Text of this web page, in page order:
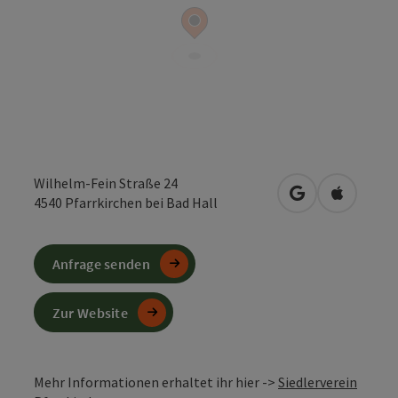
Wilhelm-Fein Straße 24
4540 Pfarrkirchen bei Bad Hall in Googlein Apple
Mehr Informationen erhaltet ihr hier -> Siedlerverein
Anfrage senden
Zur Website